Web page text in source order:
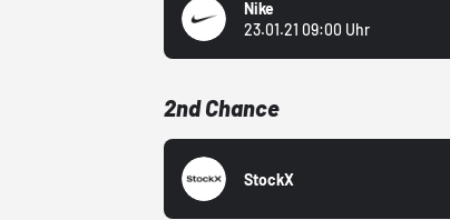
Nike
23.01.21 09:00 Uhr
2nd Chance
StockX